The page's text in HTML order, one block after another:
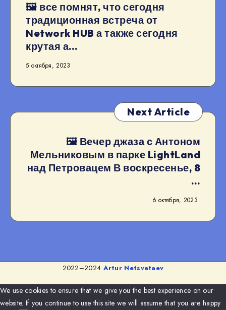
🖼 все помнят, что сегодня
традиционная встреча от
Network HUB а также сегодня
крутая а…
5 октября, 2023
Next Article
🖼 Вечер джаза с Антоном
Мельниковым в парке LightLand
над Петровацем В воскресенье, 8
…
6 октября, 2023
2022–2024 Artur Netsvetaev
We use cookies to ensure that we give you the best experience on our
website. If you continue to use this site we will assume that you are happy